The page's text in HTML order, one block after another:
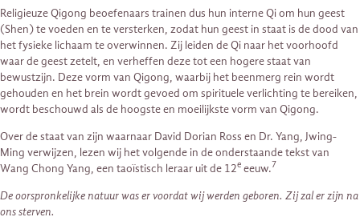
Religieuze Qigong beoefenaars trainen dus hun interne Qi om hun geest
(Shen) te voeden en te versterken, zodat hun geest in staat is de dood van
het fysieke lichaam te overwinnen. Zij leiden de Qi naar het voorhoofd
waar de geest zetelt, en verheffen deze tot een hogere staat van
bewustzijn. Deze vorm van Qigong, waarbij het beenmerg rein wordt
gehouden en het brein wordt gevoed om spirituele verlichting te bereiken,
wordt beschouwd als de hoogste en moeilijkste vorm van Qigong.
Over de staat van zijn waarnaar David Dorian Ross en Dr. Yang, Jwing-
Ming verwijzen, lezen wij het volgende in de onderstaande tekst van
Wang Chong Yang, een taoïstisch leraar uit de 12e eeuw.7
De oorspronkelijke natuur was er voordat wij werden geboren. Zij zal er zijn na
ons sterven.